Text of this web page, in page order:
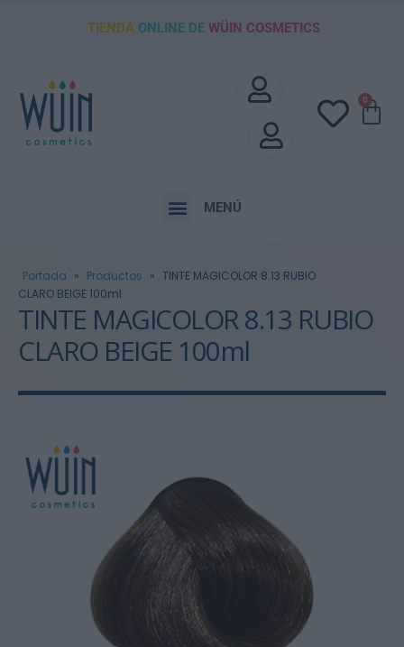
TIENDAONLINE DE WÜIN COSMETICS
0
MENÚ
Portada » Productos » TINTE MAGICOLOR 8.13 RUBIO
CLARO BEIGE 100ml
TINTE MAGICOLOR 8.13 RUBIO
CLARO BEIGE 100ml